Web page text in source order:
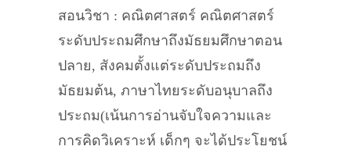
สอนวิชา : คณิตศาสตร์ คณิตศาสตร์
ระดับประถมศึกษาถึงมัธยมศึกษาตอน
ปลาย, สังคมตั้งแต่ระดับประถมถึง
มัธยมต้น, ภาษาไทยระดับอนุบาลถึง
ประถม(เน้นการอ่านจับใจความและ
การคิดวิเคราะห์ เด็กๆ จะได้ประโยชน์